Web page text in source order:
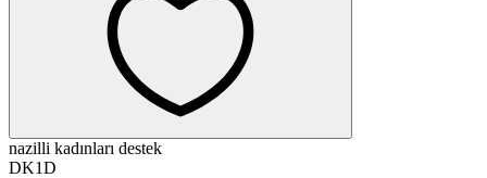
nazilli kadınları destek
DK1D